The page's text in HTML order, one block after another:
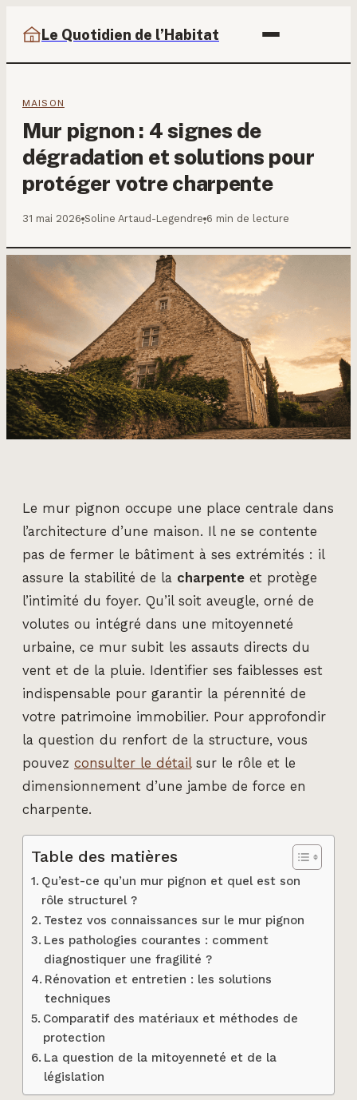
Le Quotidien de l’Habitat
MAISON
Mur pignon : 4 signes de
dégradation et solutions pour
protéger votre charpente
31 mai 2026·Soline Artaud-Legendre·6 min de lecture
Le mur pignon occupe une place centrale dans
l’architecture d’une maison. Il ne se contente
pas de fermer le bâtiment à ses extrémités : il
assure la stabilité de la charpente et protège
l’intimité du foyer. Qu’il soit aveugle, orné de
volutes ou intégré dans une mitoyenneté
urbaine, ce mur subit les assauts directs du
vent et de la pluie. Identifier ses faiblesses est
indispensable pour garantir la pérennité de
votre patrimoine immobilier. Pour approfondir
la question du renfort de la structure, vous
pouvez consulter le détailsur le rôle et le
dimensionnement d’une jambe de force en
charpente.
Table des matières
Qu’est-ce qu’un mur pignon et quel est son
rôle structurel ?
Testez vos connaissances sur le mur pignon
Les pathologies courantes : comment
diagnostiquer une fragilité ?
Rénovation et entretien : les solutions
techniques
Comparatif des matériaux et méthodes de
protection
La question de la mitoyenneté et de la
législation